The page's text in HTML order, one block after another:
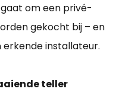
om een privé-
gekocht bij – en
installateur.
teller